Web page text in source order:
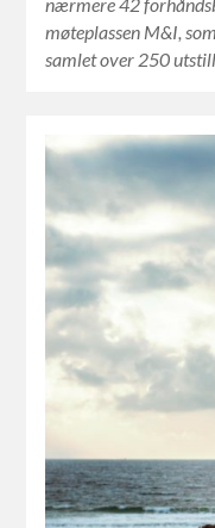
møteplassen M&I,
samlet over 250